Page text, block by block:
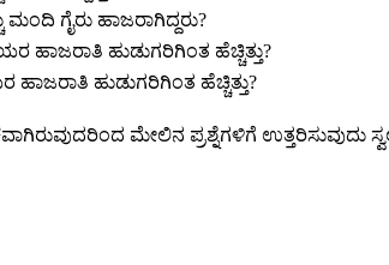
ಮಂದಿ ಗೈರು ಹಾಜರಾಗಿದ್ದರು?
ಹಾಜರಾತಿ ಹುಡುಗರಿಗಿಂತ ಹೆಚ್ಚಿತ್ತು?
ಹಾಜರಾತಿ ಹುಡುಗರಿಗಿಂತ ಹೆಚ್ಚಿತ್ತು?
ಮೇಲಿನ ಪ್ರಶ್ನೆಗಳಿಗೆ ಉತ್ತರಿಸುವುದು